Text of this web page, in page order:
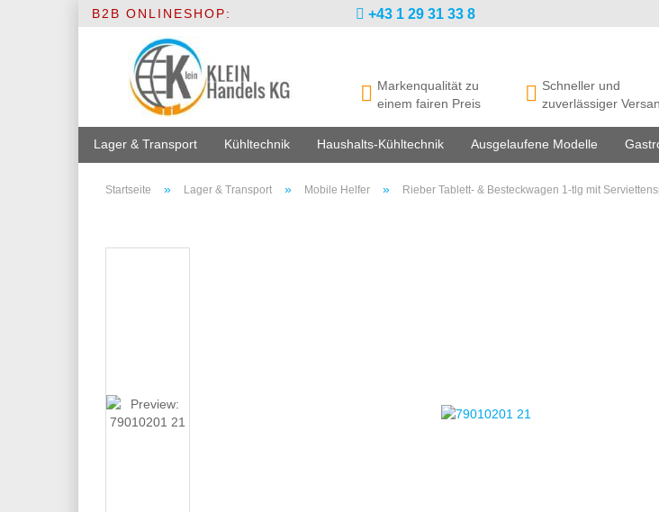
B2B ONLINESHOP:
Markenqualität zu
einem fairen Preis
Schneller und
zuverlässiger
+43 1 29 31 33 8
Lager & Transport Kühltechnik Haushalts-Kühltechnik Ausgelaufene Modelle
Startseite » Lager & Transport » Mobile Helfer » Rieber Tablett- & Besteckwagen 1-tlg mit